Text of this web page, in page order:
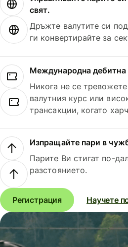
свят.
Дръжте валутите си
ги конвертирайте за
Международна дебитна
Никога не се
валутния курс или
трансакции, когато
Изпращайте пари в
Парите Ви стигат по-
разстоянието.
Регистрация Научете